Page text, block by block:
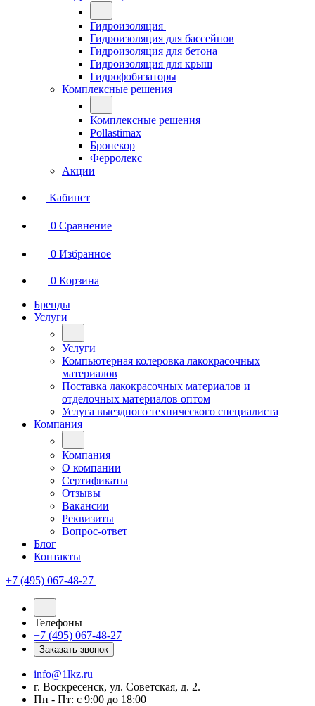
Гидроизоляция
Гидроизоляция для бассейнов
Гидроизоляция для бетона
Гидроизоляция для крыш
Гидрофобизаторы
Комплексные решения
Комплексные решения
Pollastimax
Бронекор
Ферролекс
Акции
Кабинет
0 Сравнение
0 Избранное
0 Корзина
Бренды
Услуги
Услуги
Компьютерная колеровка лакокрасочных
материалов
Поставка лакокрасочных материалов и
отделочных материалов оптом
Услуга выездного технического специалиста
Компания
Компания
О компании
Сертификаты
Отзывы
Вакансии
Реквизиты
Вопрос-ответ
Блог
Контакты
+7 (495) 067-48-27
Телефоны
+7 (495) 067-48-27
Заказать звонок
info@1lkz.ru
г. Воскресенск, ул. Советская, д. 2.
Пн - Пт: с 9:00 до 18:00